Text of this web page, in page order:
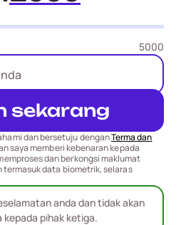
5000
sekarang
dan bersetuju denganTerma dan
saya memberi kebenaran kepada
dan berkongsi maklumat
termasuk data biometrik, selaras
anda dan tidak akan
kepada pihak ketiga.